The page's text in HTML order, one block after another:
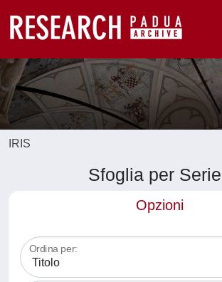
IRIS
Sfoglia per Serie
Opzioni
Ordina per: